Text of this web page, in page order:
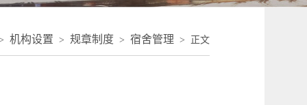
机构设置 > 规章制度 > 宿舍管理 > 正文